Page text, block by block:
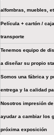
alfombras, muebles,
Película + cartón /
transporte
Tenemos equipo de
a diseñar su propio
Somos una fábrica y
entrega y la calidad
Nosotros impresión
ayudar a cambiar los
próxima exposición